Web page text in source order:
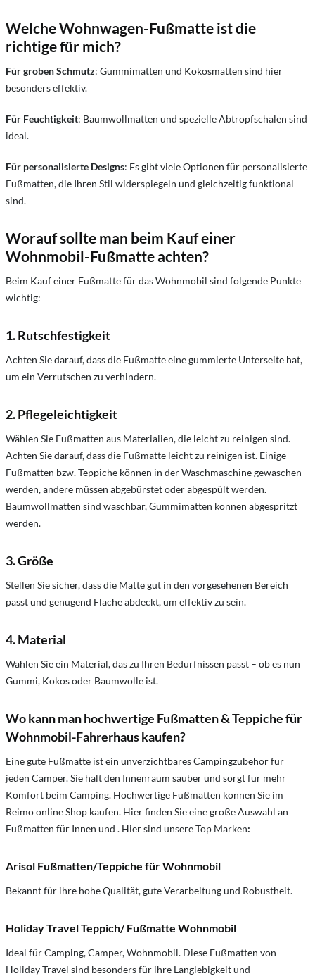
Welche Wohnwagen-Fußmatte ist die
richtige für mich?
Für groben Schmutz: Gummimatten und Kokosmatten sind hier
besonders effektiv.
Für Feuchtigkeit: Baumwollmatten und spezielle Abtropfschalen sind
ideal.
Für personalisierte Designs: Es gibt viele Optionen für personalisierte
Fußmatten, die Ihren Stil widerspiegeln und gleichzeitig funktional
sind.
Worauf sollte man beim Kauf einer
Wohnmobil-Fußmatte achten?
Beim Kauf einer Fußmatte für das Wohnmobil sind folgende Punkte
wichtig:
1. Rutschfestigkeit
Achten Sie darauf, dass die Fußmatte eine gummierte Unterseite hat,
um ein Verrutschen zu verhindern.
2. Pflegeleichtigkeit
Wählen Sie Fußmatten aus Materialien, die leicht zu reinigen sind.
Achten Sie darauf, dass die Fußmatte leicht zu reinigen ist. Einige
Fußmatten bzw. Teppiche können in der Waschmaschine gewaschen
werden, andere müssen abgebürstet oder abgespült werden​.
Baumwollmatten sind waschbar, Gummimatten können abgespritzt
werden.
3. Größe
Stellen Sie sicher, dass die Matte gut in den vorgesehenen Bereich
passt und genügend Fläche abdeckt, um effektiv zu sein.
4. Material
Wählen Sie ein Material, das zu Ihren Bedürfnissen passt – ob es nun
Gummi, Kokos oder Baumwolle ist.
Wo kann man hochwertige Fußmatten & Teppiche für
Wohnmobil-Fahrerhaus kaufen?
Eine gute Fußmatte ist ein unverzichtbares Campingzubehör für
jeden Camper. Sie hält den Innenraum sauber und sorgt für mehr
Komfort beim Camping. Hochwertige Fußmatten können Sie im
Reimo online Shop kaufen. Hier finden Sie eine große Auswahl an
Fußmatten für Innen und . Hier sind unsere Top Marken:
Arisol Fußmatten/Teppiche für Wohnmobil
Bekannt für ihre hohe Qualität, gute Verarbeitung und Robustheit.
Holiday Travel Teppich/ Fußmatte Wohnmobil
Ideal für Camping, Camper, Wohnmobil. Diese Fußmatten von
Holiday Travel sind besonders für ihre Langlebigkeit und